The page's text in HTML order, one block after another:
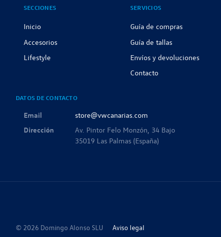
SECCIONES
Inicio
Accesorios
Lifestyle
SERVICIOS
Guía de compras
Guía de tallas
Envíos y devoluciones
Contacto
DATOS DE CONTACTO
Email
store@vwcanarias.com
Dirección
Av. Pintor Felo Monzón, 34 Bajo
35019 Las Palmas (España)
© 2026 Domingo Alonso SLU Aviso legal